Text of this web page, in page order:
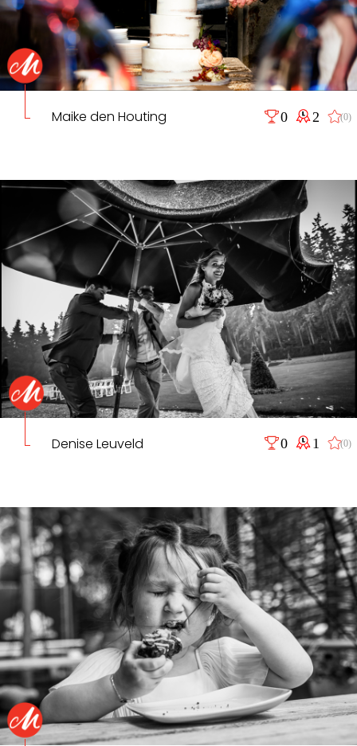
Maike den Houting 0 2 (0)
Denise Leuveld 0 1 (0)